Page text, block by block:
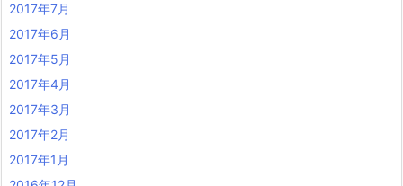
2017年7月
2017年6月
2017年5月
2017年4月
2017年3月
2017年2月
2017年1月